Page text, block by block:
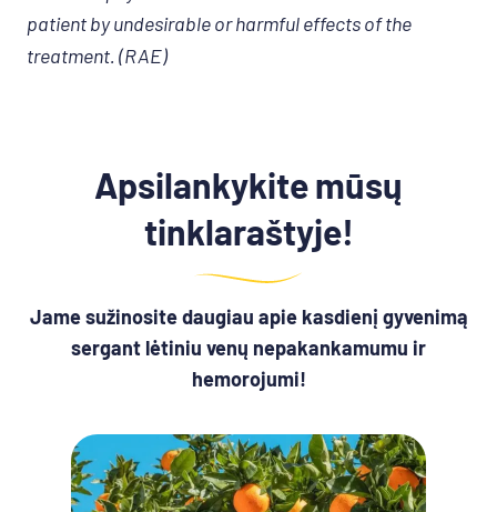
patient by undesirable or harmful effects of the
treatment. (RAE)
Apsilankykite mūsų
tinklaraštyje!
Jame sužinosite daugiau apie kasdienį gyvenimą
sergant lėtiniu venų nepakankamumu ir
hemorojumi!